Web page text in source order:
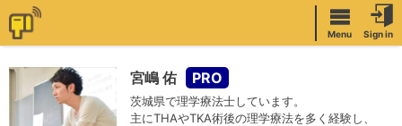
Menu Sign in
宮嶋 佑
茨城県で理学療法士しています。
主にTHAやTKA術後の理学療法を多く経験し、